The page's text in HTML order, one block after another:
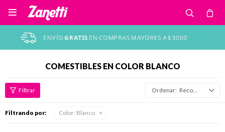

COMESTIBLES EN COLOR BLANCO
Recomendados
Filtrando por: Color: Blanco